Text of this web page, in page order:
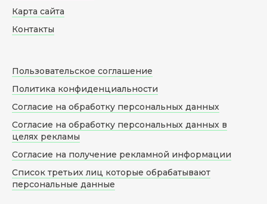
Карта сайта
Контакты
Пользовательское соглашение
Политика конфиденциальности
Согласие на обработку персональных данных
Согласие на обработку персональных данных в
целях рекламы
Согласие на получение рекламной информации
Список третьих лиц которые обрабатывают
персональные данные